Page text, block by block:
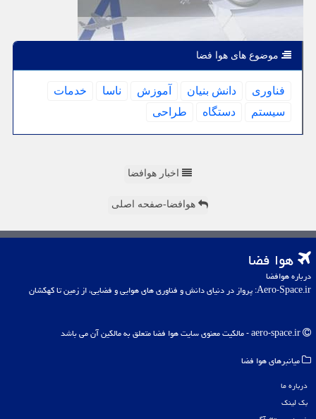
موضوع های هوا فضا
فناوری دانش بنیان آموزش ناسا
خدمات
سیستم
دستگاه طراحی
اخبار هوافضا
هوافضا-صفحه اصلی
هوا فضا
درباره هوافضا
Aero-Space.ir: پرواز در دنیای دانش و فناوری های هوایی و فضایی، از زمین تا کهکشان
میانبرهای هوا فضا
درباره ما
بک لینک